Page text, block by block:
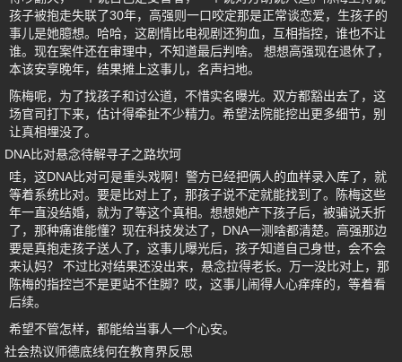
孩子被抱走失联了30年，高强则一口咬定那是正常谈恋爱，生孩子的
事儿是她臆想。哈哈，这剧情比电视剧还狗血，互相指控，谁也不让
谁。现在案件还在审理中，不知道最后判啥。 想想高强现在退休了，
本该安享晚年，结果摊上这事儿，名声扫地。
陈梅呢，为了找孩子和讨公道，不惜实名曝光。双方都豁出去了，这
场官司打下来，估计得牵扯不少精力。希望法院能挖出更多细节，别
让真相埋没了。
DNA比对悬念待解寻子之路坎坷
哇，这DNA比对可是重头戏啊！警方已经把俩人的血样录入库了，就
等着系统比对。要是比对上了，那孩子说不定就能找到了。陈梅这些
年一直没结婚，就为了等这个真相。想想她产下孩子后，被骗说夭折
了，那种痛谁能懂？现在科技发达了，DNA一测啥都清楚。高强那边
要是真抱走孩子送人了，这事儿曝光后，孩子知道自己身世，会不会
来认妈？ 不过比对结果还没出来，悬念拉得老长。万一没比对上，那
陈梅的指控岂不是更站不住脚？哎，这事儿闹得人心痒痒的，等着看
后续。
希望不管怎样，都能给当事人一个心安。
社会热议师德底线何在教育界反思